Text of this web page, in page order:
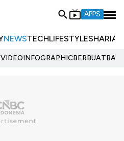
APPS
NEWSTECHLIFESTYLESHARIA
VIDEOINFOGRAPHIC